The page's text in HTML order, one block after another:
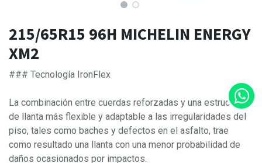
215/65R15 96H MICHELIN ENERGY
XM2
### Tecnología IronFlex
La combinación entre cuerdas reforzadas y una estructura
de llanta más flexible y adaptable a las irregularidades del
piso, tales como baches y defectos en el asfalto, trae
como resultado una llanta con una menor probabilidad de
daños ocasionados por impactos.